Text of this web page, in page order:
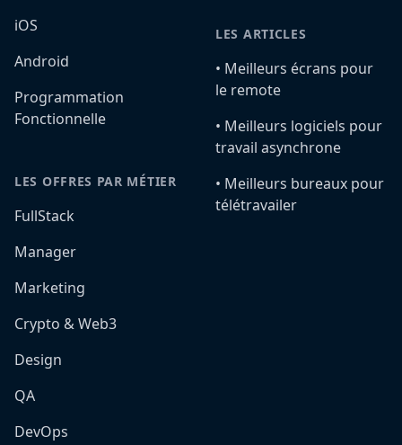
iOS
Android
Programmation
Fonctionnelle
LES OFFRES PAR MÉTIER
FullStack
Manager
Marketing
Crypto & Web3
Design
QA
DevOps
LES ARTICLES
•️ Meilleurs écrans pour
le remote
•️ Meilleurs logiciels pour
travail asynchrone
•️ Meilleurs bureaux pour
télétravailer